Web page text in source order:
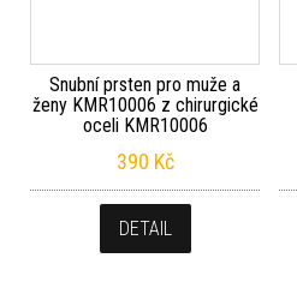
Snubní prsten pro muže a
ženy KMR10006 z chirurgické
oceli KMR10006
390 Kč
DETAIL